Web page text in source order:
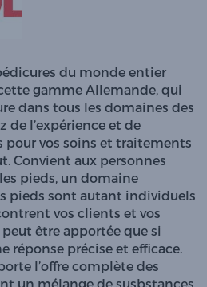
du monde entier
gamme Allemande, qui
dans tous les domaines des
de l’expérience et de
pour vos soins et traitements
Convient aux personnes
pieds, un domaine
pieds sont autant individuels
vos clients et vos
être apportée que si
réponse précise et efficace.
l’offre complète des
un mélange de susbstances